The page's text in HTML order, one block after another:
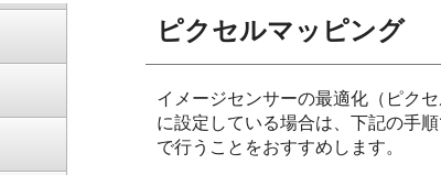
ピクセルマッピング
イメージセンサーの最適化（ピク
に設定している場合は、下記の手
で行うことをおすすめします。